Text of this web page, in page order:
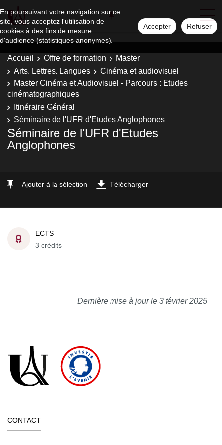
En poursuivant votre navigation sur ce
site, vous acceptez l'utilisation de
cookies à des fins de mesure
d'audience (statistiques anonymes).
Accepter Refuser
Accueil Offre de formation
Master
Arts, Lettres, Langues
Cinéma et audiovisuel
Master Cinéma et Audiovisuel - Parcours : Etudes
cinématographiques
Itinéraire Général
Séminaire de l'UFR d'Etudes Anglophones
Séminaire de l'UFR d'Etudes
Anglophones
Ajouter à la sélection Télécharger
ECTS
3 crédits
Dernière mise à jour le 3 février 2025
CONTACT